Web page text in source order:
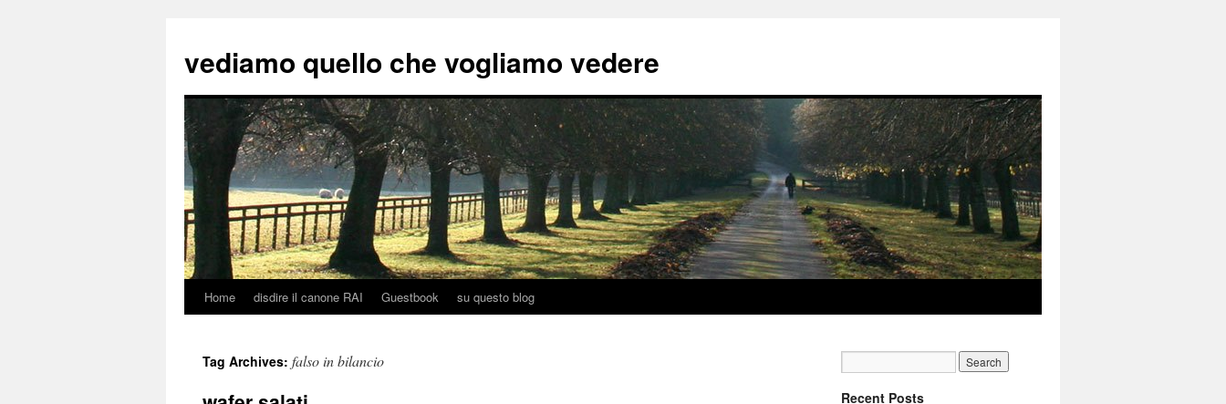
vediamo quello che vogliamo vedere
Skip
content
Home disdire il canone RAI Guestbook su questo blog
Tag Archives: falso in bilancio
Recent Posts